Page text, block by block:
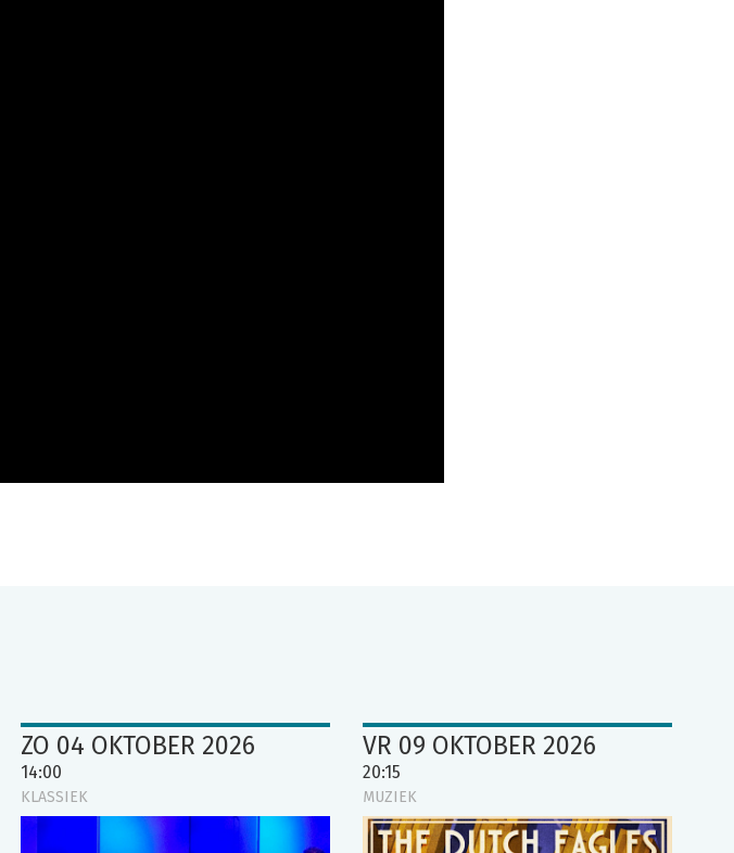
ZO 04 OKTOBER 2026
14:00
KLASSIEK
VR 09 OKTOBER 2026
20:15
MUZIEK